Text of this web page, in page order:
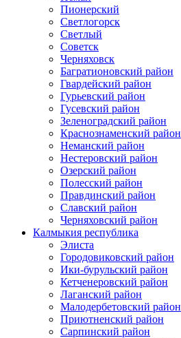
Пионерский
Светлогорск
Светлый
Советск
Черняховск
Багратионовский район
Гвардейский район
Гурьевский район
Гусевский район
Зеленоградский район
Краснознаменский район
Неманский район
Нестеровский район
Озерский район
Полесский район
Правдинский район
Славский район
Черняховский район
Калмыкия республика
Элиста
Городовиковский район
Ики-бурульский район
Кетченеровский район
Лаганский район
Малодербетовский район
Приютненский район
Сарпинский район